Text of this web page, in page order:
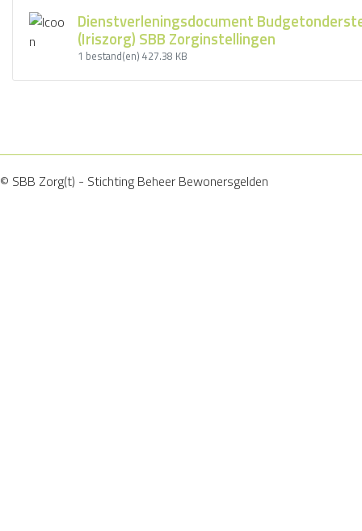
Dienstverleningsdocument
(Iriszorg) SBB Zorginstellingen
1 bestand(en) 427.38 KB
© SBB Zorg(t) - Stichting Beheer Bewonersgelden